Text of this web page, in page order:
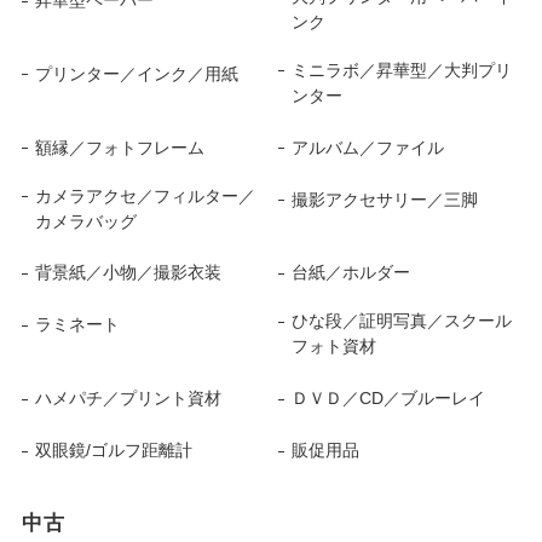
ンク
プリンター／インク／用紙
ミニラボ／昇華型／大判プリ
ンター
額縁／フォトフレーム アルバム／ファイル
カメラアクセ／フィルター／
カメラバッグ
撮影アクセサリー／三脚
背景紙／小物／撮影衣装 台紙／ホルダー
ラミネート
ひな段／証明写真／スクール
フォト資材
ハメパチ／プリント資材 ＤＶＤ／CD／ブルーレイ
双眼鏡/ゴルフ距離計 販促用品
中古